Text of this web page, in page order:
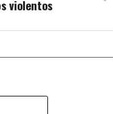
violentos